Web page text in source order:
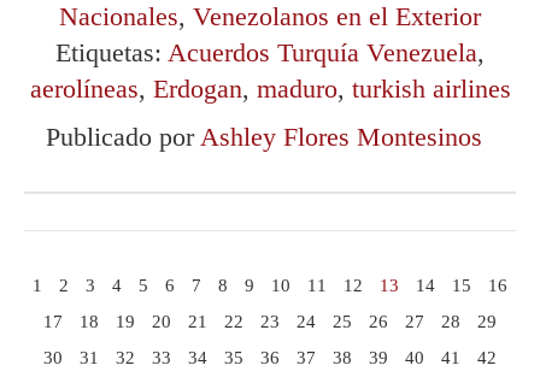
Nacionales, Venezolanos en el Exterior
Etiquetas: Acuerdos Turquía Venezuela,
aerolíneas, Erdogan, maduro, turkish airlines
Publicado porAshley Flores Montesinos
1 2 3 4 5 6 7 8 9 10 11 12 13 14 15
16
17
18 19 20 21 22 23 24 25 26 27 28
29
30
31 32 33 34 35 36 37 38 39 40 41
42